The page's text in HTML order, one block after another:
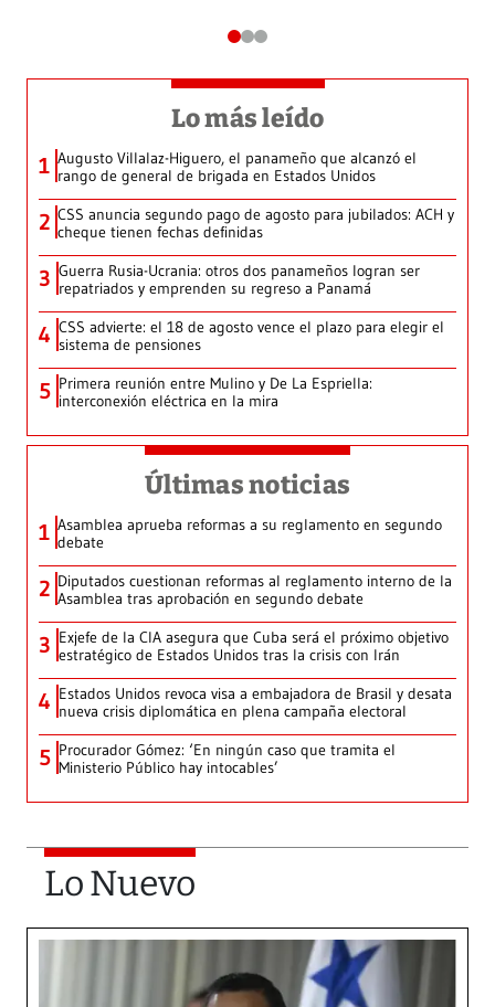
Lo más leído
1 Augusto Villalaz-Higuero, el panameño que alcanzó el
rango de general de brigada en Estados Unidos
2 CSS anuncia segundo pago de agosto para jubilados: ACH y
cheque tienen fechas definidas
3 Guerra Rusia-Ucrania: otros dos panameños logran ser
repatriados y emprenden su regreso a Panamá
4 CSS advierte: el 18 de agosto vence el plazo para elegir el
sistema de pensiones
5 Primera reunión entre Mulino y De La Espriella:
interconexión eléctrica en la mira
Últimas noticias
1 Asamblea aprueba reformas a su reglamento en segundo
debate
2 Diputados cuestionan reformas al reglamento interno de la
Asamblea tras aprobación en segundo debate
3 Exjefe de la CIA asegura que Cuba será el próximo objetivo
estratégico de Estados Unidos tras la crisis con Irán
4 Estados Unidos revoca visa a embajadora de Brasil y desata
nueva crisis diplomática en plena campaña electoral
5 Procurador Gómez: ‘En ningún caso que tramita el
Ministerio Público hay intocables’
Lo Nuevo